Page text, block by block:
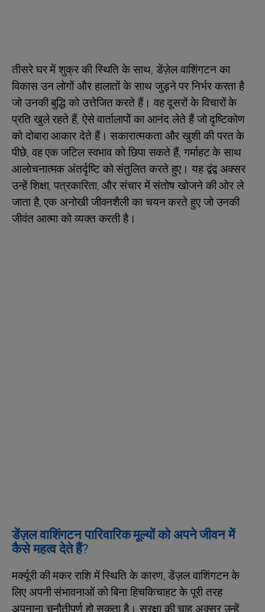
तीसरे घर में शुक्र की स्थिति के साथ, डेंज़ेल वाशिंगटन का
विकास उन लोगों और हालातों के साथ जुड़ने पर निर्भर करता है
जो उनकी बुद्धि को उत्तेजित करते हैं। वह दूसरों के विचारों के
प्रति खुले रहते हैं, ऐसे वार्तालापों का आनंद लेते हैं जो दृष्टिकोण
को दोबारा आकार देते हैं। सकारात्मकता और खुशी की परत के
पीछे, वह एक जटिल स्वभाव को छिपा सकते हैं, गर्माहट के साथ
आलोचनात्मक अंतर्दृष्टि को संतुलित करते हुए। यह द्वंद्व अक्सर
उन्हें शिक्षा, पत्रकारिता, और संचार में संतोष खोजने की ओर ले
जाता है, एक अनोखी जीवनशैली का चयन करते हुए जो उनकी
जीवंत आत्मा को व्यक्त करती है।
डेंज़ल वाशिंगटन पारिवारिक मूल्यों को अपने जीवन में
कैसे महत्व देते हैं?
मर्क्यूरी की मकर राशि में स्थिति के कारण, डेंज़ल वाशिंगटन के
लिए अपनी संभावनाओं को बिना हिचकिचाहट के पूरी तरह